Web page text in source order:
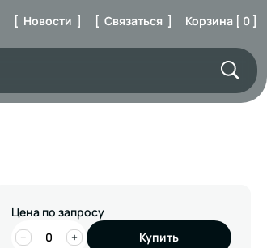
[ Новости ] [ Связаться ] Корзина [ 0 ]
Цена по запросу
−
+ Купить